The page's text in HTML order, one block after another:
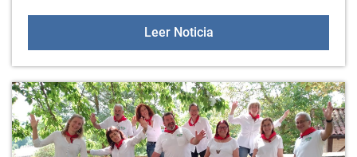
Leer NoticiaSala de encuentro de